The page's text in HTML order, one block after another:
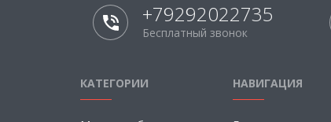
+79292022735
Бесплатный звонок
КАТЕГОРИИ НАВИГАЦИЯ